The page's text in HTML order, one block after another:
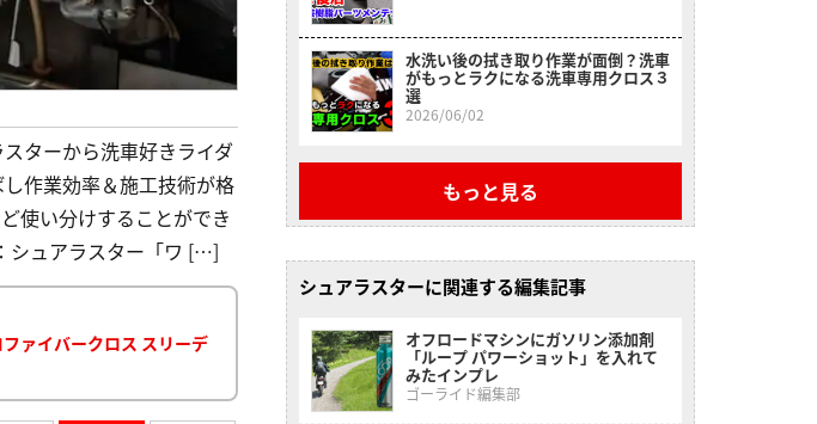
ターから洗車好きライダ
作業効率＆施工技術が格
使い分けすることができ
シュアラスター「ワ […]
ァイバークロス スリーデ
水洗い後の拭き取り作業が面倒？洗車
がもっとラクになる洗車専用クロス３
選
2026/06/02
もっと見る
シュアラスターに関連する編集記事
オフロードマシンにガソリン添加剤
「ループ パワーショット」を入れて
みたインプレ
ゴーライド編集部